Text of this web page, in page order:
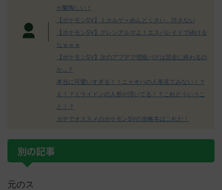
が鬱陶しい！
【ポケモンSV】ミカルゲ＝めんどくさい、許さない
【ポケモンSV】グレンアルマよ！エスバレイドで砕ける
なｗｗｗ
【ポケモンSV】次のアプデで増殖バグは完全に終わるの
か…？
本当に可愛いすぎる！！ニャオハの人形見てみない！？
え！？ミライドンの人形が浮いてる！？これどういうこ
と！？
ガチでオススメのポケモンSVの攻略本はこれだ！
別の記事
元のス